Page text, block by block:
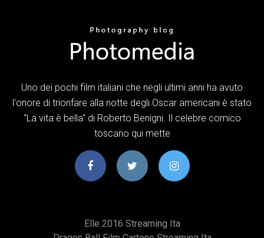
Uno dei pochi film italiani che negli ultimi anni ha avuto
l'onore di trionfare alla notte degli Oscar americani è stato
"La vita è bella" di Roberto Benigni. Il celebre comico
toscano qui mette
Elle 2016 Streaming Ita